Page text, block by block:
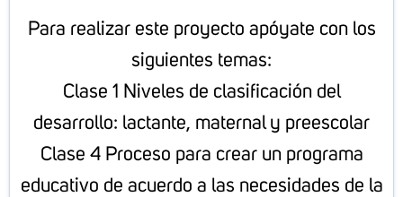
Para realizar este proyecto apóyate con los
siguientes temas:
Clase 1 Niveles de clasificación del
desarrollo: lactante, maternal y preescolar
Clase 4 Proceso para crear un programa
educativo de acuerdo a las necesidades de la